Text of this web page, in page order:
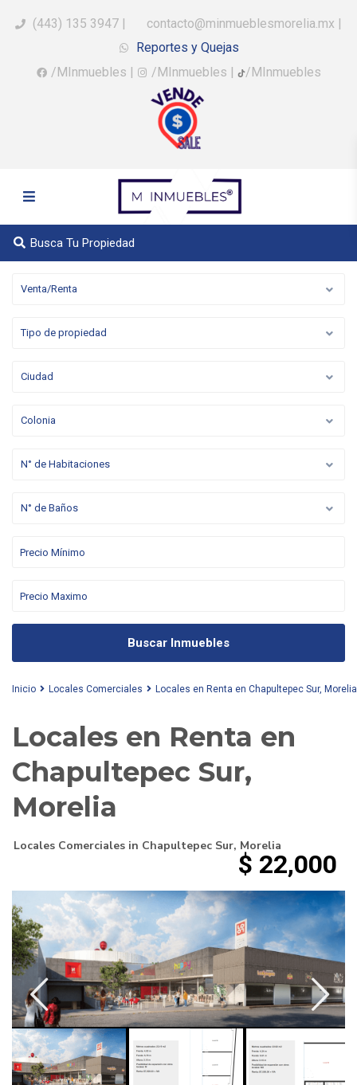
(443) 135 3947 | contacto@minmueblesmorelia.mx |
Reportes y Quejas
/MInmuebles | /MInmuebles | /MInmuebles
Busca Tu Propiedad
Venta/Renta
Tipo de propiedad
Ciudad
Colonia
N° de Habitaciones
N° de Baños
Buscar Inmuebles
Inicio Locales Comerciales Locales en Renta en Chapultepec Sur, Morelia
Locales en Renta en
Chapultepec Sur,
Morelia
Locales Comerciales in Chapultepec Sur, Morelia
$ 22,000